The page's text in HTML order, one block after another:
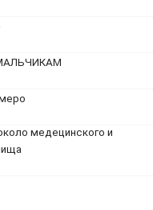
медецинского и